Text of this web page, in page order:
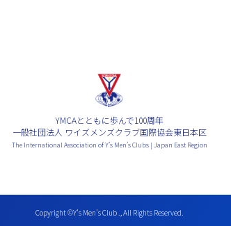
YMCAとともに歩んで100周年
一般社団法人 ワイズメンズクラブ国際協会東日本区
The International Association of Y’s Men’s Clubs | Japan East Region
Copyright ©Y’s Men’s Club ., All Rights Reserved.